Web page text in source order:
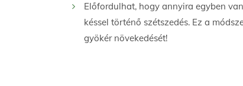
Előfordulhat, hogy annyira egyben
késsel történő szétszedés. Ez a
gyökér növekedését!